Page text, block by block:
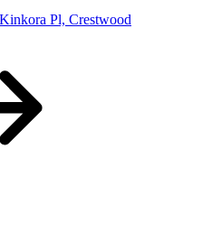
Pl, Crestwood